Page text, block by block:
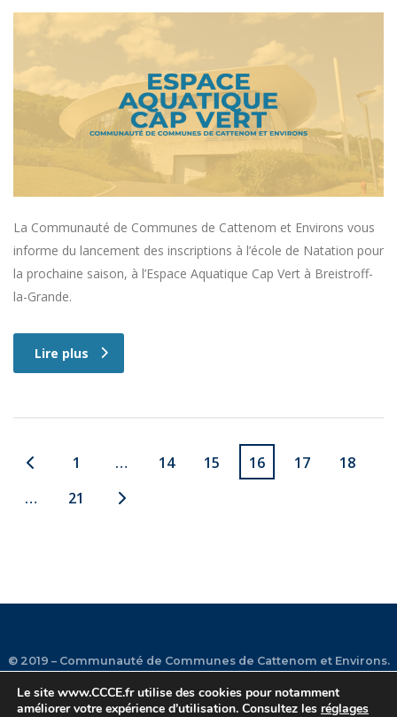
La Communauté de Communes de Cattenom et Environs vous
informe du lancement des inscriptions à l’école de Natation pour
la prochaine saison, à l’Espace Aquatique Cap Vert à Breistroff-
la-Grande.
Lire plus
1 … 14 15 16 17
18
…
21
© 2019 – Communauté de Communes de Cattenom et Environs.
Le site www.CCCE.frutilise des cookies pour notamment
améliorer votre expérience d’utilisation. Consultez les réglages